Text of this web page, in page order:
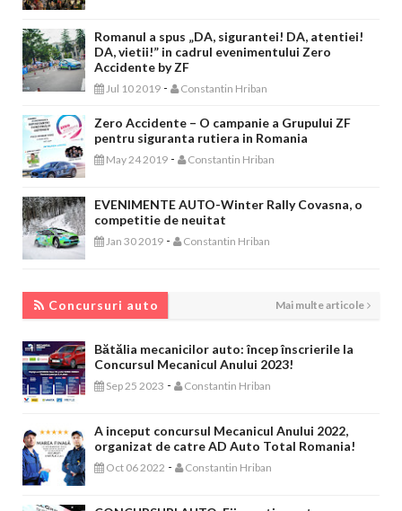
Romanul a spus „DA, sigurantei! DA, atentiei!
DA, vietii!” in cadrul evenimentului Zero
Accidente by ZF
Jul 10 2019 - Constantin Hriban
Zero Accidente – O campanie a Grupului ZF
pentru siguranta rutiera in Romania
May 24 2019 - Constantin Hriban
EVENIMENTE AUTO-Winter Rally Covasna, o
competitie de neuitat
Jan 30 2019 - Constantin Hriban
Concursuri auto Mai multe articole
Bătălia mecanicilor auto: încep înscrierile la
Concursul Mecanicul Anului 2023!
Sep 25 2023 - Constantin Hriban
A inceput concursul Mecanicul Anului 2022,
organizat de catre AD Auto Total Romania!
Oct 06 2022 - Constantin Hriban